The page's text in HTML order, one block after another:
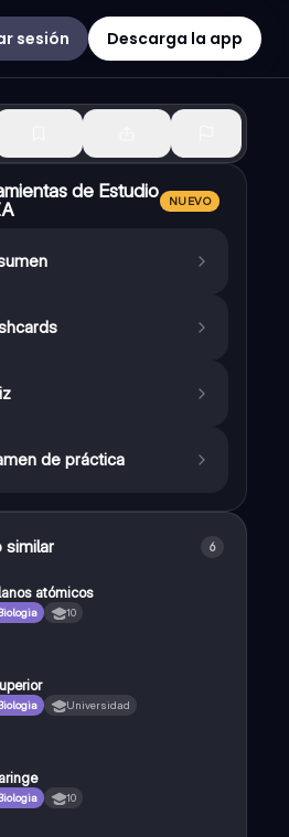
sesión Descarga la app
de Estudio
NUEVO
de práctica
similar 6
atómicos
10
Universidad
10